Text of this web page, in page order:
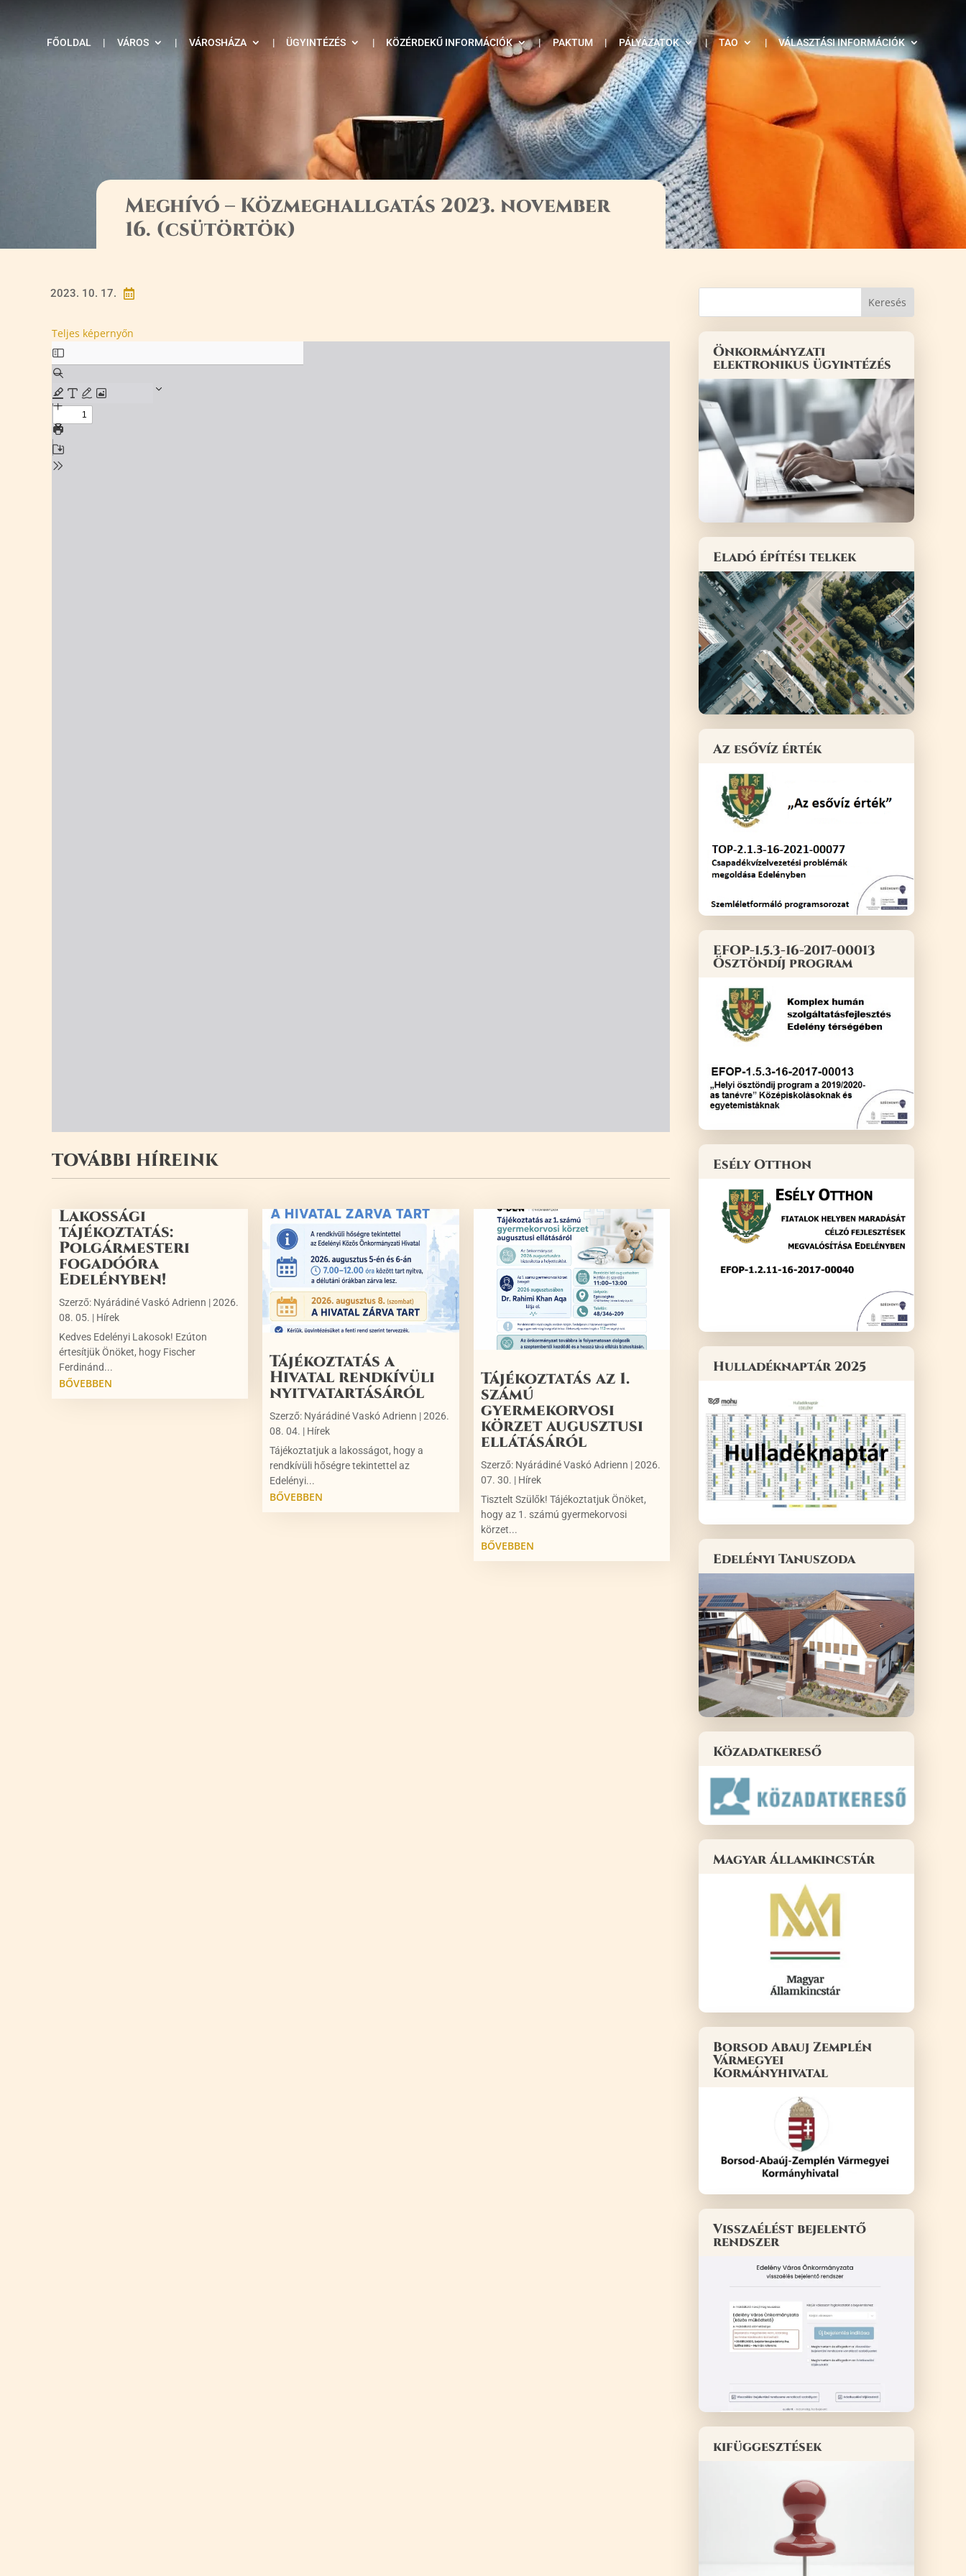
FŐOLDAL | VÁROS | VÁROSHÁZA | ÜGYINTÉZÉS | KÖZÉRDEKŰ INFORMÁCIÓK | PAKTUM | PÁLYÁZATOK | TAO | VÁLASZTÁSI INFORMÁCIÓK
Meghívó – Közmeghallgatás 2023. november
16. (csütörtök)

2023. 10. 17.
Teljes képernyőn
Skip
to
PDF
content
TOVÁBBI HÍREINK
Lakossági
tájékoztatás:
Polgármesteri
fogadóóra
Edelényben!
Szerző: Nyárádiné Vaskó Adrienn |2026.
08. 05. | Hírek
Kedves Edelényi Lakosok! Ezúton
értesítjük Önöket, hogy Fischer
Ferdinánd...
BŐVEBBEN
Tájékoztatás a
Hivatal rendkívüli
nyitvatartásáról
Szerző: Nyárádiné Vaskó Adrienn |2026.
08. 04. | Hírek
Tájékoztatjuk a lakosságot, hogy a
rendkívüli hőségre tekintettel az
Edelényi...
BŐVEBBEN
Tájékoztatás az 1.
számú
gyermekorvosi
körzet augusztusi
ellátásáról
Szerző: Nyárádiné Vaskó Adrienn |2026.
07. 30. | Hírek
Tisztelt Szülők! Tájékoztatjuk Önöket,
hogy az 1. számú gyermekorvosi
körzet...
BŐVEBBEN
Önkormányzati
elektronikus ügyintézés
Eladó építési telkek
Az esővíz érték
EFOP-1.5.3-16-2017-00013
Ösztöndíj program
Esély Otthon
Hulladéknaptár 2025
Edelényi Tanuszoda
Közadatkereső
Magyar Államkincstár
Borsod Abauj Zemplén
Vármegyei
Kormányhivatal
Visszaélést bejelentő
rendszer
kifüggesztések